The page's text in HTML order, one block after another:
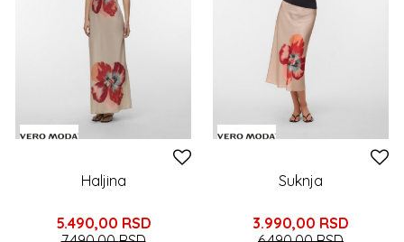
Haljina
5.490,00 RSD
Suknja
3.990,00 RSD